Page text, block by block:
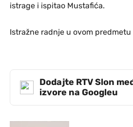
istrage i ispitao Mustafića.
Istražne radnje u ovom predmetu
Dodajte RTV Slon
izvore na Googleu